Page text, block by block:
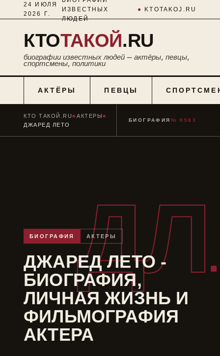
24 ИЮЛЯ
2026 Г.
ИЗВЕСТНЫХ
ЛЮДЕЙ
● KTOTAKOJ.RU
КТОТАКОЙ.RU
биографии известных людей — актёры, певцы,
спортсмены, политики
АКТЁРЫ ПЕВЦЫ
ДЛ
КТО ТАКОЙ.RU■АКТЕРЫ■
ДЖАРЕД ЛЕТО
БИОГРАФИЯ № 0583
БИОГРАФИЯ АКТЕРЫ
ДЖАРЕД ЛЕТО -
БИОГРАФИЯ,
ЛИЧНАЯ ЖИЗНЬ И
ФИЛЬМОГРАФИЯ
АКТЕРА